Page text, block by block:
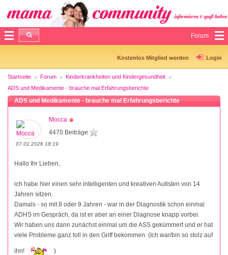
Forum
Kostenlos Mitglied werden Login
Startseite Forum
Kinderkrankheiten und Kindergesundheit
ADS und Medikamente - brauche mal Erfahrungsberichte
ADS und Medikamente - brauche mal Erfahrungsberichte
Mocca
4470 Beiträge
07.01.2026 18:19
Hallo Ihr Lieben,
ich habe hier einen sehr intelligenten und kreativen Autisten von 14
Jahren sitzen.
Damals - so mit 8 oder 9 Jahren - war in der Diagnostik schon einmal
ADHS im Gespräch, da ist er aber an einer Diagnose knapp vorbei.
Wir haben uns dann zunächst einmal um die ASS gekümmert und er hat
viele Probleme ganz toll in den Griff bekommen. (Ich war/bin so stolz auf
ihn! )